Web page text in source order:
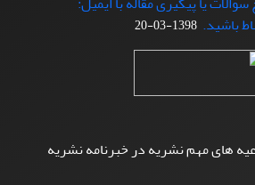
1398-03-20
های مهم نشریه در خبرنامه نشریه